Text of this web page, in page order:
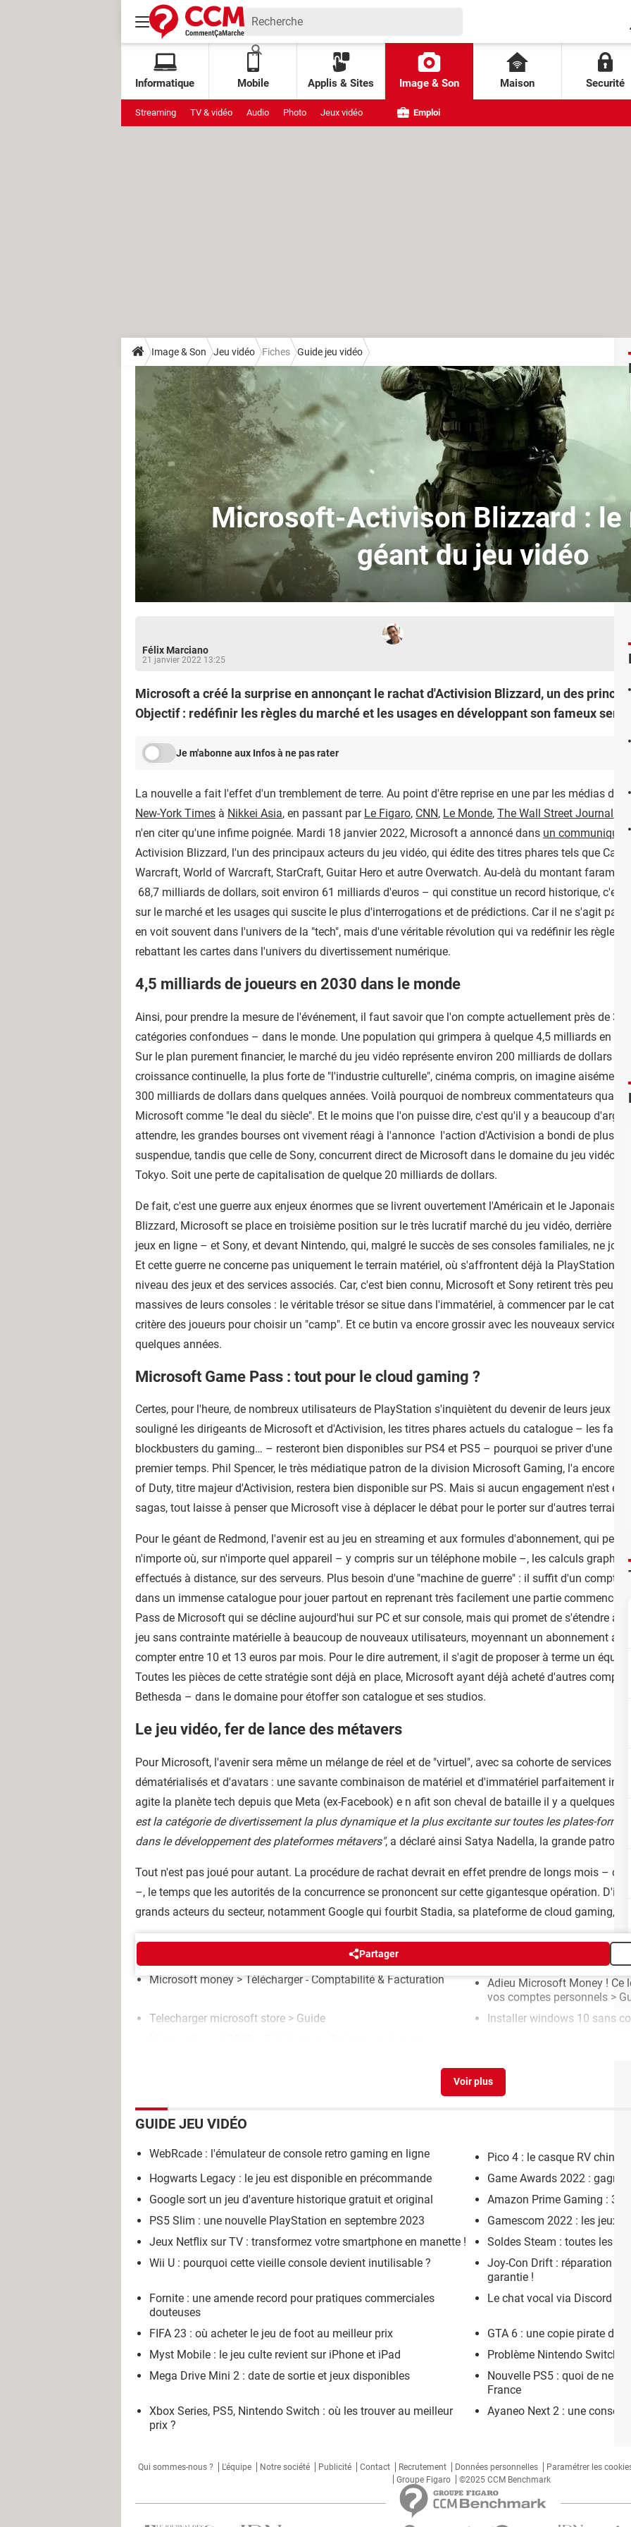
Informatique Mobile Applis & Sites Image & Son Maison Securité
Streaming TV & vidéo Audio Photo Jeux vidéo Emploi
Image & Son Jeu vidéo Fiches Guide jeu vidéo
Microsoft-Activison Blizzard : le
géant du jeu vidéo
Félix Marciano
21 janvier 2022 13:25
Microsoft a créé la surprise en annonçant le rachat d'Activision Blizzard, un des
Objectif : redéfinir les règles du marché et les usages en développant son fameux
Je m'abonne aux Infos à ne pas rater
La nouvelle a fait l'effet d'un tremblement de terre. Au point d'être reprise en une par les médias de
New-York Times à Nikkei Asia, en passant par Le Figaro, CNN, Le Monde, The Wall Street Journal
n'en citer qu'une infime poignée. Mardi 18 janvier 2022, Microsoft a annoncé dans un communiqué
Activision Blizzard, l'un des principaux acteurs du jeu vidéo, qui édite des titres phares tels que Call
Warcraft, World of Warcraft, StarCraft, Guitar Hero et autre Overwatch. Au-delà du montant
68,7 milliards de dollars, soit environ 61 milliards d'euros – qui constitue un record historique, c'est
sur le marché et les usages qui suscite le plus d'interrogations et de prédictions. Car il ne s'agit pas
en voit souvent dans l'univers de la "tech", mais d'une véritable révolution qui va redéfinir les règles
rebattant les cartes dans l'univers du divertissement numérique.
4,5 milliards de joueurs en 2030 dans le monde
Ainsi, pour prendre la mesure de l'événement, il faut savoir que l'on compte actuellement près de 3
catégories confondues – dans le monde. Une population qui grimpera à quelque 4,5 milliards en
Sur le plan purement financier, le marché du jeu vidéo représente environ 200 milliards de dollars
croissance continuelle, la plus forte de "l'industrie culturelle", cinéma compris, on imagine aisément
300 milliards de dollars dans quelques années. Voilà pourquoi de nombreux commentateurs
Microsoft comme "le deal du siècle". Et le moins que l'on puisse dire, c'est qu'il y a beaucoup
attendre, les grandes bourses ont vivement réagi à l'annonce l'action d'Activision a bondi de plus de
suspendue, tandis que celle de Sony, concurrent direct de Microsoft dans le domaine du jeu vidéo,
Tokyo. Soit une perte de capitalisation de quelque 20 milliards de dollars.
De fait, c'est une guerre aux enjeux énormes que se livrent ouvertement l'Américain et le Japonais.
Blizzard, Microsoft se place en troisième position sur le très lucratif marché du jeu vidéo, derrière
jeux en ligne – et Sony, et devant Nintendo, qui, malgré le succès de ses consoles familiales, ne joue
Et cette guerre ne concerne pas uniquement le terrain matériel, où s'affrontent déjà la PlayStation et
niveau des jeux et des services associés. Car, c'est bien connu, Microsoft et Sony retirent très peu de
massives de leurs consoles : le véritable trésor se situe dans l'immatériel, à commencer par le
critère des joueurs pour choisir un "camp". Et ce butin va encore grossir avec les nouveaux services
quelques années.
Microsoft Game Pass : tout pour le cloud gaming ?
Certes, pour l'heure, de nombreux utilisateurs de PlayStation s'inquiètent du devenir de leurs jeux
souligné les dirigeants de Microsoft et d'Activision, les titres phares actuels du catalogue – les
blockbusters du gaming… – resteront bien disponibles sur PS4 et PS5 – pourquoi se priver d'une
premier temps. Phil Spencer, le très médiatique patron de la division Microsoft Gaming, l'a encore
of Duty, titre majeur d'Activision, restera bien disponible sur PS. Mais si aucun engagement n'est
sagas, tout laisse à penser que Microsoft vise à déplacer le débat pour le porter sur d'autres terrains
Pour le géant de Redmond, l'avenir est au jeu en streaming et aux formules d'abonnement, qui
n'importe où, sur n'importe quel appareil – y compris sur un téléphone mobile –, les calculs
effectués à distance, sur des serveurs. Plus besoin d'une "machine de guerre" : il suffit d'un compte
dans un immense catalogue pour jouer partout en reprenant très facilement une partie commencée.
Pass de Microsoft qui se décline aujourd'hui sur PC et sur console, mais qui promet de s'étendre à
jeu sans contrainte matérielle à beaucoup de nouveaux utilisateurs, moyennant un abonnement
compter entre 10 et 13 euros par mois. Pour le dire autrement, il s'agit de proposer à terme un
Toutes les pièces de cette stratégie sont déjà en place, Microsoft ayant déjà acheté d'autres
Bethesda – dans le domaine pour étoffer son catalogue et ses studios.
Le jeu vidéo, fer de lance des métavers
Pour Microsoft, l'avenir sera même un mélange de réel et de "virtuel", avec sa cohorte de services
dématérialisés et d'avatars : une savante combinaison de matériel et d'immatériel parfaitement
agite la planète tech depuis que Meta (ex-Facebook) e n afit son cheval de bataille il y a quelques
est la catégorie de divertissement la plus dynamique et la plus excitante sur toutes les plates-
dans le développement des plateformes métavers", a déclaré ainsi Satya Nadella, la grande
Tout n'est pas joué pour autant. La procédure de rachat devrait en effet prendre de longs mois –
–, le temps que les autorités de la concurrence se prononcent sur cette gigantesque opération. D'ici
grands acteurs du secteur, notamment Google qui fourbit Stadia, sa plateforme de cloud gaming, ne
Partager
AUTOUR DU MÊME SUJET
Microsoft money > Télécharger - Comptabilité & Facturation
Adieu Microsoft Money ! Ce
vos comptes personnels >
Telecharger microsoft store > Guide Installer windows 10 sans
GUIDE JEU VIDÉO
WebRcade : l'émulateur de console retro gaming en ligne
Pico 4 : le casque RV
Hogwarts Legacy : le jeu est disponible en précommande
Game Awards 2022 :
Google sort un jeu d'aventure historique gratuit et original
Amazon Prime Gaming : 30
PS5 Slim : une nouvelle PlayStation en septembre 2023
Gamescom 2022 : les jeux
Jeux Netflix sur TV : transformez votre smartphone en manette !
Soldes Steam : toutes les
Wii U : pourquoi cette vieille console devient inutilisable ?
Joy-Con Drift : réparation
garantie !
Fornite : une amende record pour pratiques commerciales
douteuses
Le chat vocal via Discord
FIFA 23 : où acheter le jeu de foot au meilleur prix
GTA 6 : une copie pirate
Myst Mobile : le jeu culte revient sur iPhone et iPad
Problème Nintendo Switch :
Mega Drive Mini 2 : date de sortie et jeux disponibles
Nouvelle PS5 : quoi de neuf
France
Xbox Series, PS5, Nintendo Switch : où les trouver au meilleur
prix ?
Ayaneo Next 2 : une console
Qui sommes-nous ? L'équipe Notre société Publicité Contact Recrutement Données personnelles Paramétrer les
Groupe Figaro
©2025 CCM Benchmark